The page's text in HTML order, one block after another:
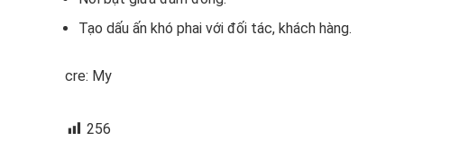
Tạo dấu ấn khó phai với đối tác, khách hàng.
cre: My
256